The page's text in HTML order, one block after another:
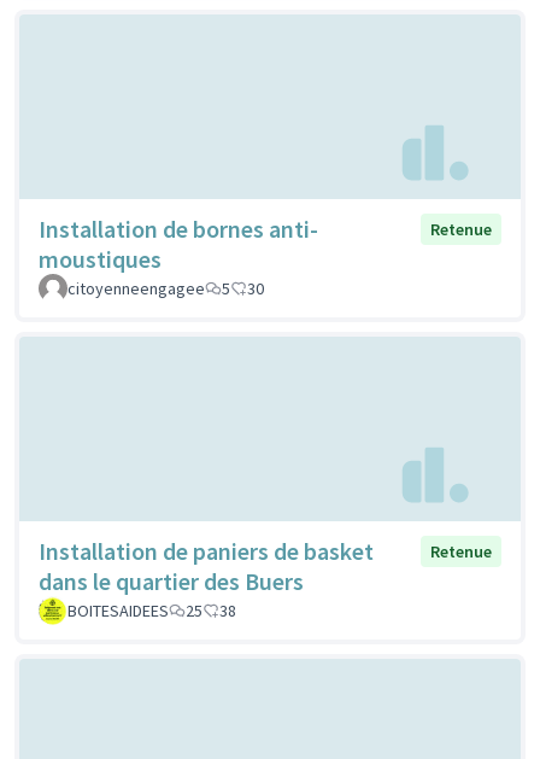
Installation de bornes anti-
moustiques
Retenue
citoyenneengagee 5 30
Installation de paniers de basket
dans le quartier des Buers
Retenue
BOITESAIDEES 25 38